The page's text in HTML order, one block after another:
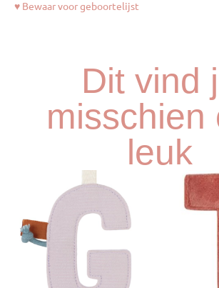
♥ Bewaar voor geboortelijst
Dit vind
misschien
leuk